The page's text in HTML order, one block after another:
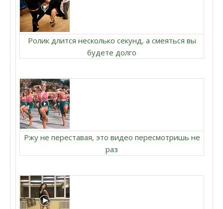
Ролик длится несколько секунд, а смеяться вы
будете долго
Ржу не переставая, это видео пересмотришь не
раз